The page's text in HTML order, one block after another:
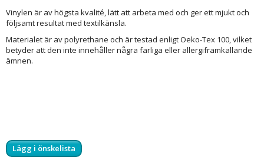
Vinylen är av högsta kvalité, lätt att arbeta med och ger ett mjukt och
följsamt resultat med textilkänsla.
Materialet är av polyrethane och är testad enligt Oeko-Tex 100, vilket
betyder att den inte innehåller några farliga eller allergiframkallande
ämnen.
Lägg i önskelista